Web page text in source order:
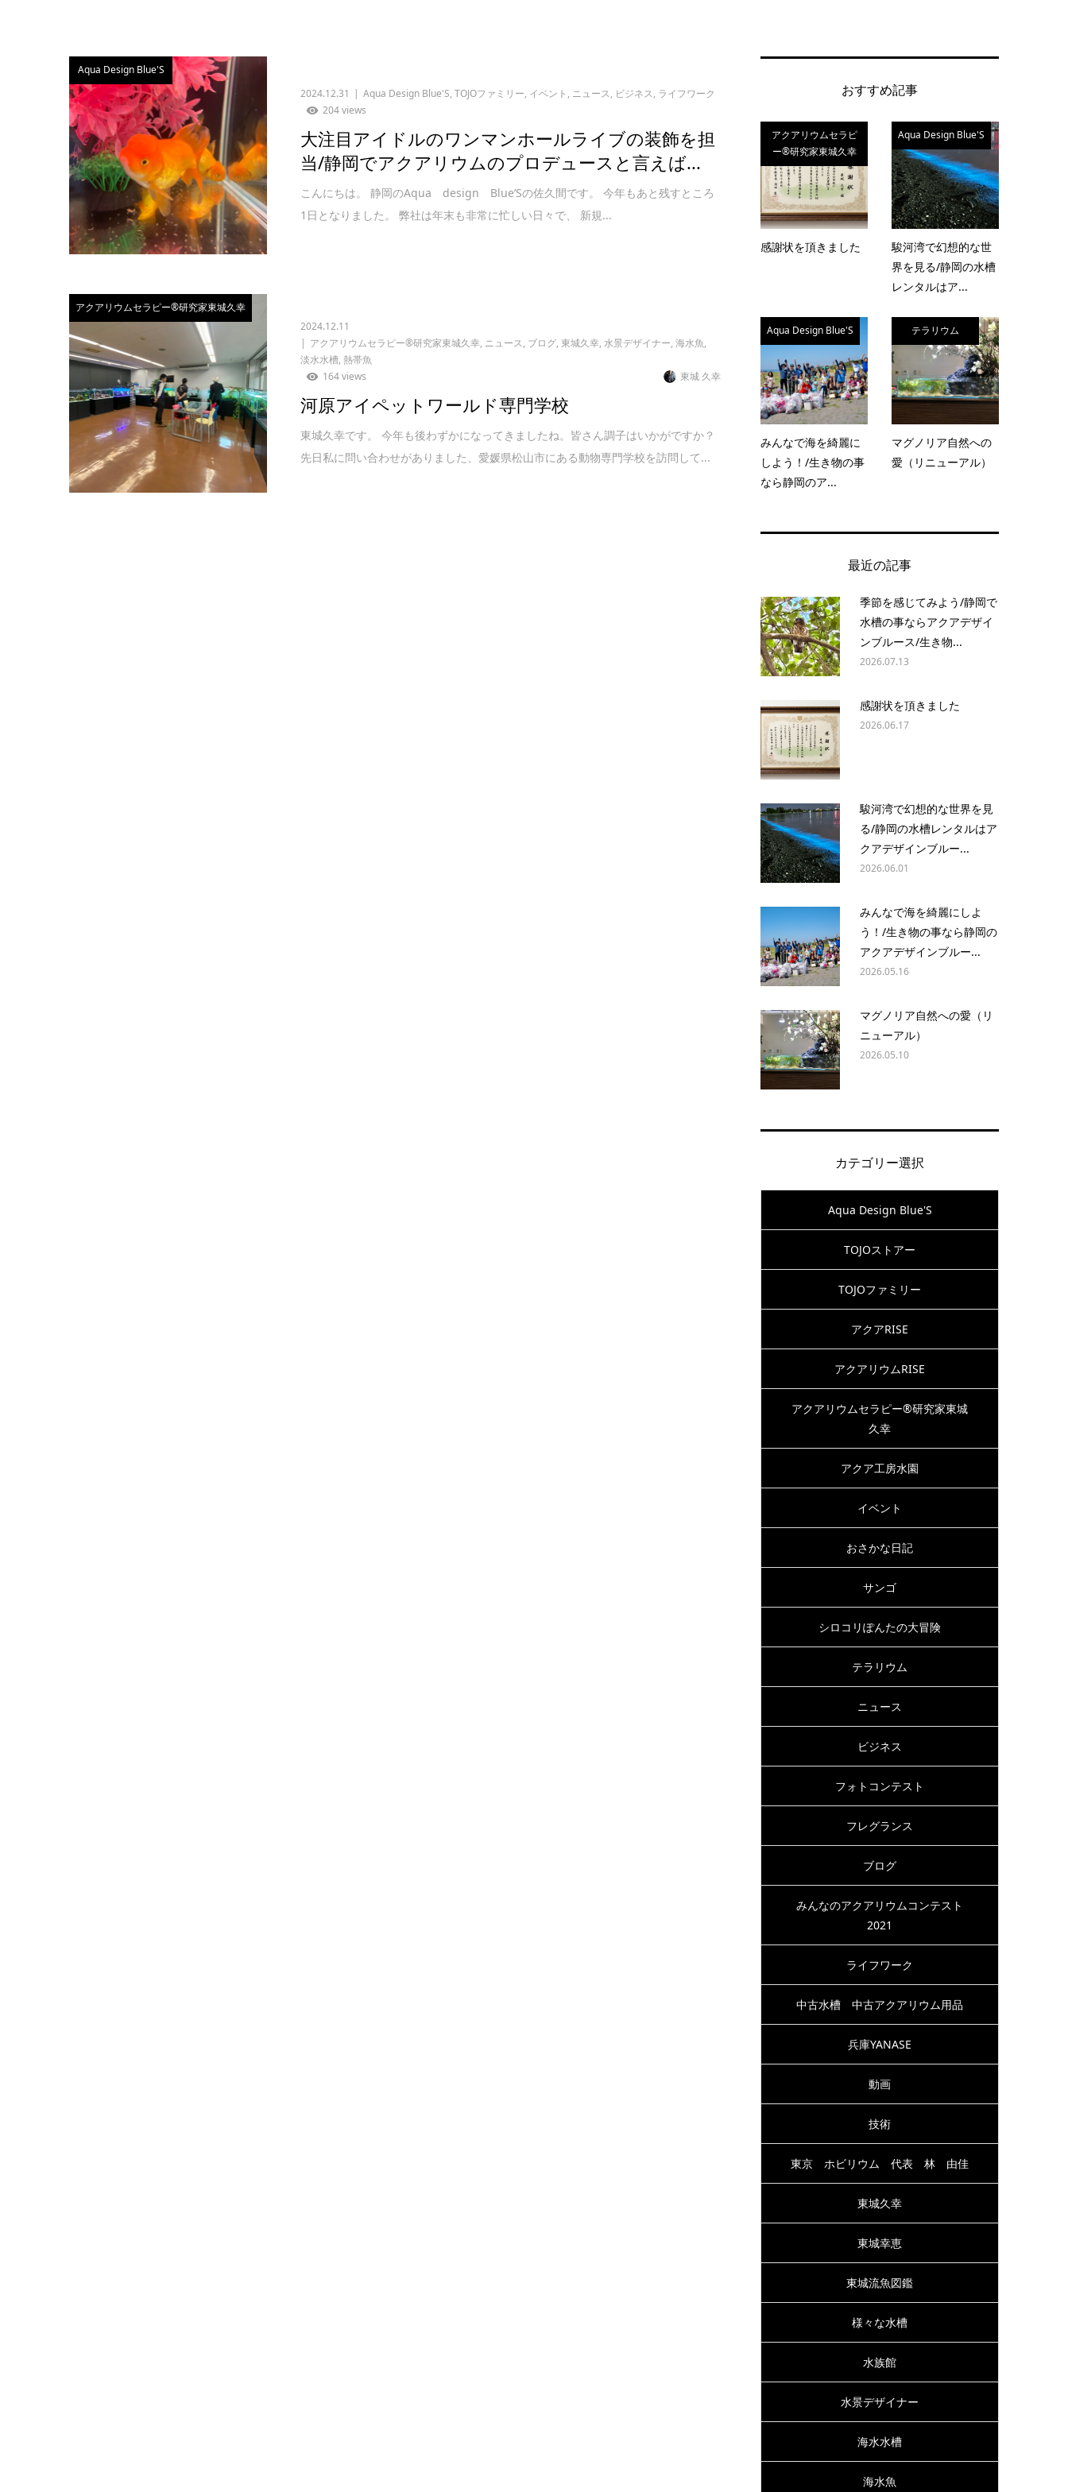
Aqua Design Blue'S
2024.12.31
Aqua Design Blue'S,TOJOファミリー, イベント , ニュース, ビジネス, ライフワーク
204 views
大注目アイドルのワンマンホールライブの装飾を担
当/静岡でアクアリウムのプロデュースと言えば...
こんにちは。 静岡のAqua design Blue’Sの佐久間です。 今年もあと残すところ
1日となりました。 弊社は年末も非常に忙しい日々で、 新規...
アクアリウムセラピー®研究家東城久幸
2024.12.11
アクアリウムセラピー®研究家東城久幸, ニュース, ブログ, 東城久幸,水景デザイナー,海水魚,
淡水水槽,熱帯魚
164 views
東城 久幸
河原アイペットワールド専門学校
東城久幸です。 今年も後わずかになってきましたね。皆さん調子はいかがですか？
先日私に問い合わせがありました、愛媛県松山市にある動物専門学校を訪問して...
おすすめ記事
アクアリウムセラピ
ー®研究家東城久幸
感謝状を頂きました
Aqua Design Blue'S
駿河湾で幻想的な世
界を見る/静岡の水槽
レンタルはア...
Aqua Design Blue'S
みんなで海を綺麗に
しよう！/生き物の事
なら静岡のア...
テラリウム
マグノリア自然への
愛（リニューアル）
最近の記事
季節を感じてみよう/静岡で
水槽の事ならアクアデザイ
ンブルース/生き物...
2026.07.13
感謝状を頂きました
2026.06.17
駿河湾で幻想的な世界を見
る/静岡の水槽レンタルはア
クアデザインブルー...
2026.06.01
みんなで海を綺麗にしよ
う！/生き物の事なら静岡の
アクアデザインブルー...
2026.05.16
マグノリア自然への愛（リ
ニューアル）
2026.05.10
カテゴリー選択
Aqua Design Blue'S
TOJOストアー
TOJOファミリー
アクアRISE
アクアリウムRISE
アクアリウムセラピー®研究家東城
久幸
アクア工房水園
イベント
おさかな日記
サンゴ
シロコリぽんたの大冒険
テラリウム
ニュース
ビジネス
フォトコンテスト
フレグランス
ブログ
みんなのアクアリウムコンテスト
2021
ライフワーク
中古水槽 中古アクアリウム用品
兵庫YANASE
動画
技術
東京 ホビリウム 代表 林 由佳
東城久幸
東城幸恵
東城流魚図鑑
様々な水槽
水族館
水景デザイナー
海水水槽
海水魚